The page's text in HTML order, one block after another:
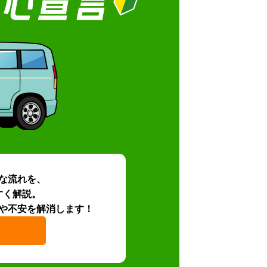
流れを、
解説。
不安を解消します！